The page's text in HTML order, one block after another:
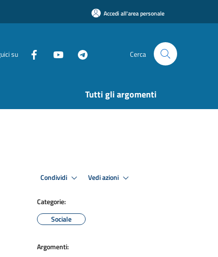
Accedi all'area personale
su Cerca
Tutti gli argomenti
Condividi Vedi azioni
Categorie:
Sociale
Argomenti: